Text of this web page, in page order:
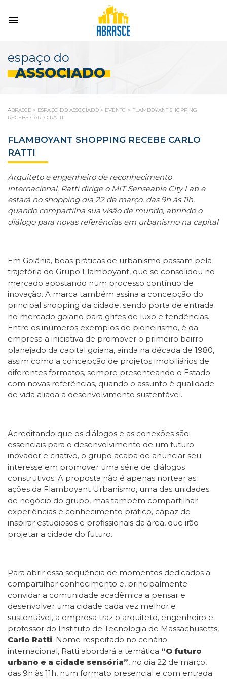
espaço do
ASSOCIADO
ABRASCE > ESPAÇO DO ASSOCIADO > EVENTO > FLAMBOYANT SHOPPING
RECEBE CARLO RATTI
FLAMBOYANT SHOPPING RECEBE CARLO
RATTI
Arquiteto e engenheiro de reconhecimento
internacional, Ratti dirige o MIT Senseable City Lab e
estará no shopping dia 22 de março, das 9h às 11h,
quando compartilha sua visão de mundo, abrindo o
diálogo para novas referências em urbanismo na capital
Em Goiânia, boas práticas de urbanismo passam pela
trajetória do Grupo Flamboyant, que se consolidou no
mercado apostando num processo contínuo de
inovação. A marca também assina a concepção do
principal shopping da cidade, sendo porta de entrada
no mercado goiano para grifes de luxo e tendências.
Entre os inúmeros exemplos de pioneirismo, é da
empresa a iniciativa de promover o primeiro bairro
planejado da capital goiana, ainda na década de 1980,
assim como a concepção de projetos imobiliários de
diferentes formatos, sempre presenteando o Estado
com novas referências, quando o assunto é qualidade
de vida aliada a desenvolvimento sustentável.
Acreditando que os diálogos e as conexões são
essenciais para o desenvolvimento de um futuro
inovador e criativo, o grupo acaba de anunciar seu
interesse em promover uma série de diálogos
construtivos. A proposta não é apenas nortear as
ações da Flamboyant Urbanismo, uma das unidades
de negócio do grupo, mas também compartilhar
experiências e conhecimento prático, capaz de
inspirar estudiosos e profissionais da área, que irão
projetar a cidade do futuro.
Para abrir essa sequência de momentos dedicados a
compartilhar conhecimento e, principalmente
convidar a comunidade acadêmica a pensar e
desenvolver uma cidade cada vez melhor e
sustentável, a empresa traz o arquiteto, engenheiro e
professor do Instituto de Tecnologia de Massachusetts,
Carlo Ratti. Nome respeitado no cenário
internacional, Ratti abordará a temática “O futuro
urbano e a cidade sensória”, no dia 22 de março,
das 9h às 11h, num formato presencial e com entrada